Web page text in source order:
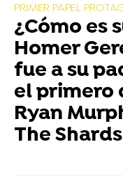
PRIMER PAPEL
¿Cómo es
Homer
fue a su
el primero
Ryan
The Shards